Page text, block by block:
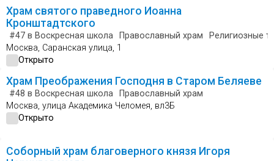
Храм святого праведного Иоанна
Кронштадтского
#47 в Воскресная школа Православный храм
Религиозные
Москва, Саранская улица, 1
Открыто
Храм Преображения Господня в Старом Беляеве
#48 в Воскресная школа
Православный храм
Москва, улица Академика Челомея, вл3Б
Открыто
Соборный храм благоверного князя Игоря